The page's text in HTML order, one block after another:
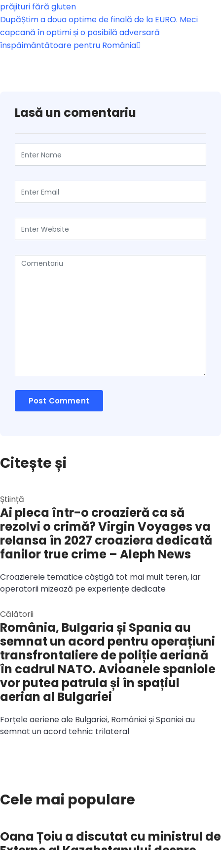
prăjituri fără gluten
DupăȘtim a doua optime de finală de la EURO. Meci
capcană în optimi și o posibilă adversară
înspăimântătoare pentru România
Lasă un comentariu
Citește și
Știință
Ai pleca într-o croazieră ca să
rezolvi o crimă? Virgin Voyages va
relansa în 2027 croaziera dedicată
fanilor true crime – Aleph News
Croazierele tematice câștigă tot mai mult teren, iar
operatorii mizează pe experiențe dedicate
Călătorii
România, Bulgaria și Spania au
semnat un acord pentru operațiuni
transfrontaliere de poliție aeriană
în cadrul NATO. Avioanele spaniole
vor putea patrula și în spațiul
aerian al Bulgariei
Forțele aeriene ale Bulgariei, României și Spaniei au
semnat un acord tehnic trilateral
Cele mai populare
Oana Țoiu a discutat cu ministrul de